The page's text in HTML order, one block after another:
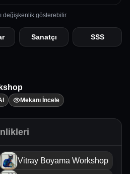
değişkenlik gösterebilir
Sanatçı SSS
Mekanı İncele
Vitray Boyama Workshop